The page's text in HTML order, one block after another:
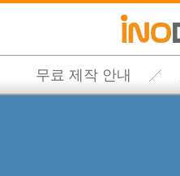
무료 제작 안내